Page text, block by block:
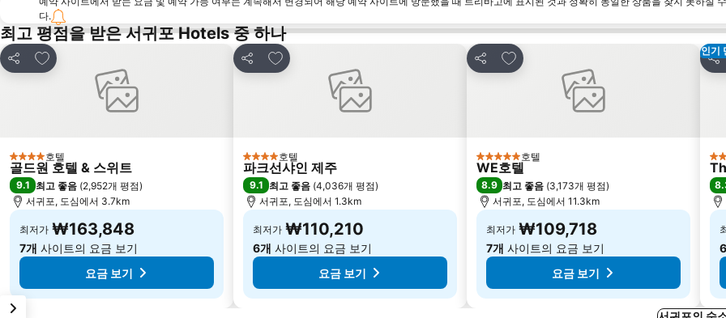
다.
최고 평점을 받은 서귀포 Hotels 중 하나
공유
즐겨찾기에 추가
4 성급 호텔
골드원 호텔 & 스위트
9.1 최고 좋음 (2,952개 평점)
서귀포, 도심에서 3.7km
최저가 ₩163,848
7개 사이트의 요금 보기
요금 보기
공유
즐겨찾기에 추가
4 성급 호텔
파크선샤인 제주
9.1 최고 좋음 (4,036개 평점)
서귀포, 도심에서 1.3km
최저가 ₩110,210
6개 사이트의 요금 보기
요금 보기
공유
즐겨찾기에 추가
5 성급 호텔
WE호텔
8.9 최고 좋음 (3,173개 평점)
서귀포, 도심에서 11.3km
최저가 ₩109,718
7개 사이트의 요금 보기
요금 보기
인기
공유
4